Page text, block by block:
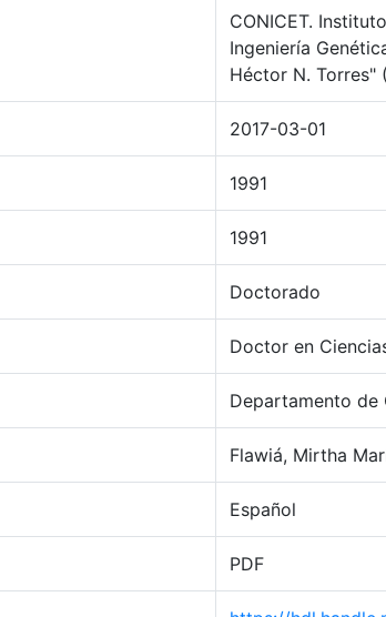
CONICET.
Ingeniería
Héctor N. Torres"
2017-03-01
1991
1991
Doctorado
Doctor en
Departamento de
Flawiá, Mirtha
Español
PDF